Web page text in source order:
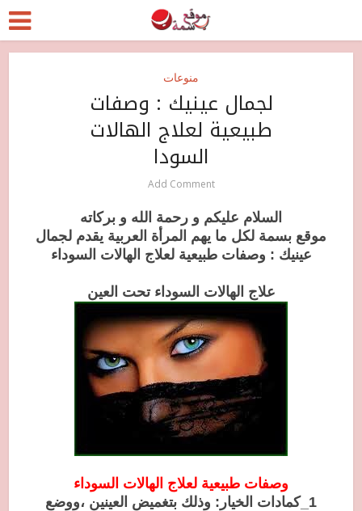
منوعات
لجمال عينيك : وصفات
طبيعية لعلاج الهالات
السودا
Add Comment
السلام عليكم و رحمة الله و بركاته
موقع بسمة لكل ما يهم المرأة العربية يقدم لجمال
عينيك : وصفات طبيعية لعلاج الهالات السوداء
علاج الهالات السوداء تحت العين
وصفات طبيعية لعلاج الهالات السوداء
1_كمادات الخيار: وذلك بتغميض العينين ،ووضع